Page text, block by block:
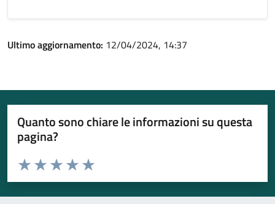
Ultimo aggiornamento: 12/04/2024, 14:37
Quanto sono chiare le informazioni su questa
pagina?
Valuta da 1 a 5 stelle la pagina
Valuta 5 stelle su 5
Valuta 4 stelle su 5
Valuta 3 stelle su 5
Valuta 2 stelle su 5
Valuta 1 stelle su 5